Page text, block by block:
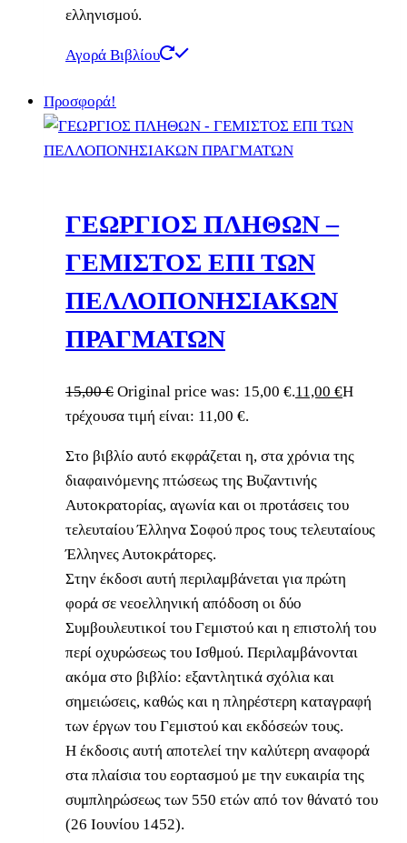
ελληνισμού.
Αγορά Βιβλίου
Προσφορά!
ΓΕΩΡΓΙΟΣ ΠΛΗΘΩΝ –
ΓΕΜΙΣΤΟΣ ΕΠΙ ΤΩΝ
ΠΕΛΛΟΠΟΝΗΣΙΑΚΩΝ
ΠΡΑΓΜΑΤΩΝ
15,00€ Original price was: 15,00 €.11,00 €Η
τρέχουσα τιμή είναι: 11,00 €.
Στο βιβλίο αυτό εκφράζεται η, στα χρόνια της
διαφαινόμενης πτώσεως της Βυζαντινής
Αυτοκρατορίας, αγωνία και οι προτάσεις του
τελευταίου Έλληνα Σοφού προς τους τελευταίους
Έλληνες Αυτοκράτορες.
Στην έκδοσι αυτή περιλαμβάνεται για πρώτη
φορά σε νεοελληνική απόδοση οι δύο
Συμβουλευτικοί του Γεμιστού και η επιστολή του
περί οχυρώσεως του Ισθμού. Περιλαμβάνονται
ακόμα στο βιβλίο: εξαντλητικά σχόλια και
σημειώσεις, καθώς και η πληρέστερη καταγραφή
των έργων του Γεμιστού και εκδόσεών τους.
Η έκδοσις αυτή αποτελεί την καλύτερη αναφορά
στα πλαίσια του εορτασμού με την ευκαιρία της
συμπληρώσεως των 550 ετών από τον θάνατό του
(26 Ιουνίου 1452).